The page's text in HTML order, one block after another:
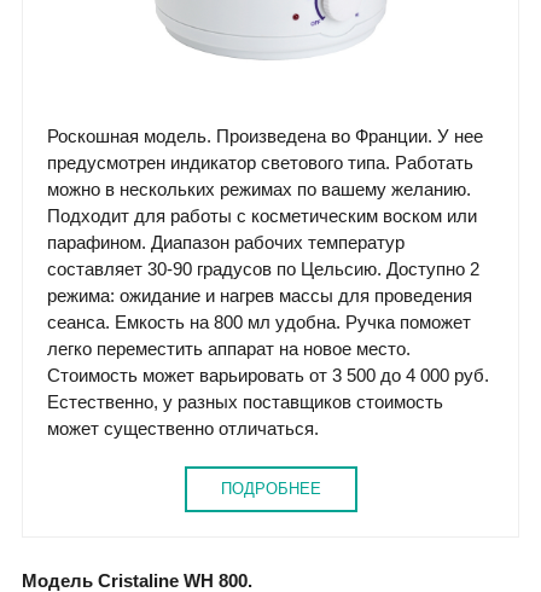
Роскошная модель. Произведена во Франции. У нее
предусмотрен индикатор светового типа. Работать
можно в нескольких режимах по вашему желанию.
Подходит для работы с косметическим воском или
парафином. Диапазон рабочих температур
составляет 30-90 градусов по Цельсию. Доступно 2
режима: ожидание и нагрев массы для проведения
сеанса. Емкость на 800 мл удобна. Ручка поможет
легко переместить аппарат на новое место.
Стоимость может варьировать от 3 500 до 4 000 руб.
Естественно, у разных поставщиков стоимость
может существенно отличаться.
ПОДРОБНЕЕ
Модель Cristaline WH 800.